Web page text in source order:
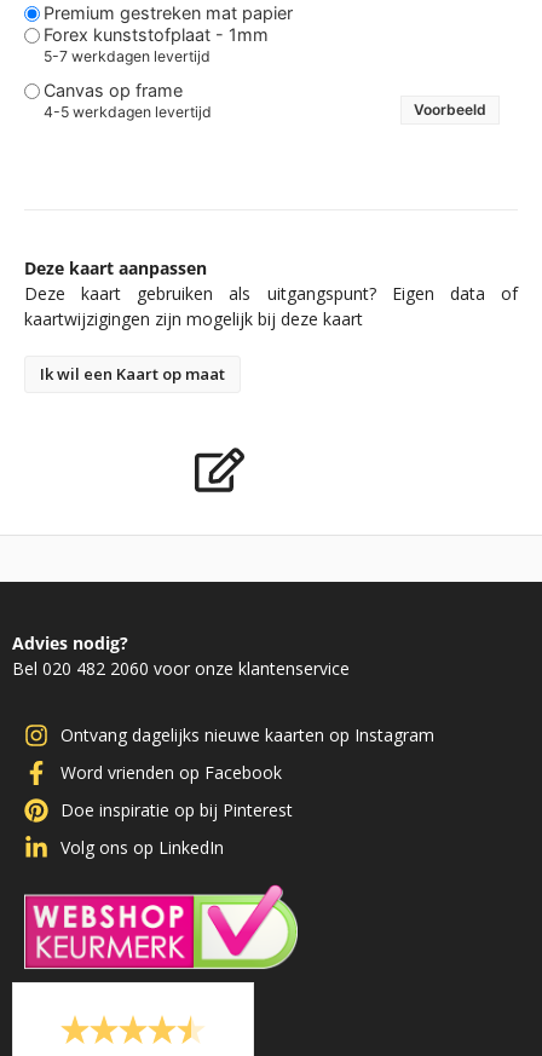
Premium gestreken mat papier
Forex kunststofplaat - 1mm
5-7 werkdagen levertijd
Canvas op frame
4-5 werkdagen levertijd Voorbeeld
Deze kaart aanpassen
Deze kaart gebruiken als uitgangspunt? Eigen data of
kaartwijzigingen zijn mogelijk bij deze kaart
Ik wil een Kaart op maat
Advies nodig?
Bel 020 482 2060 voor onze klantenservice
Ontvang dagelijks nieuwe kaarten op Instagram
Word vrienden op Facebook
Doe inspiratie op bij Pinterest
Volg ons op LinkedIn